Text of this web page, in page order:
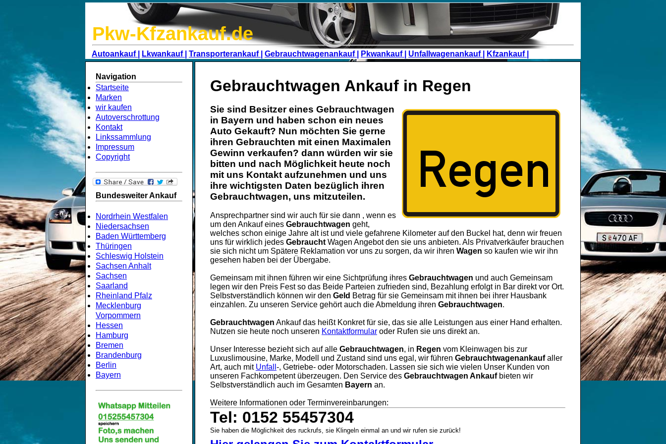
Pkw-Kfzankauf.de
Autoankauf | Lkwankauf | Transporterankauf | Gebrauchtwagenankauf | Pkwankauf | Unfallwagenankauf | Kfzankauf |
Navigation
Startseite
Marken
wir kaufen
Autoverschrottung
Kontakt
Linkssammlung
Impressum
Copyright
Bundesweiter Ankauf
Nordrhein Westfalen
Niedersachsen
Baden Württemberg
Thüringen
Schleswig Holstein
Sachsen Anhalt
Sachsen
Saarland
Rheinland Pfalz
Mecklenburg
Vorpommern
Hessen
Hamburg
Bremen
Brandenburg
Berlin
Bayern
Gebrauchtwagen Ankauf in Regen
Sie sind Besitzer eines Gebrauchtwagen
in Bayern und haben schon ein neues
Auto Gekauft? Nun möchten Sie gerne
ihren Gebrauchten mit einen Maximalen
Gewinn verkaufen? dann würden wir sie
bitten und nach Möglichkeit heute noch
mit uns Kontakt aufzunehmen und uns
ihre wichtigsten Daten bezüglich ihren
Gebrauchtwagen, uns mitzuteilen.
Ansprechpartner sind wir auch für sie dann , wenn es
um den Ankauf eines Gebrauchtwagen geht,
welches schon einige Jahre alt ist und viele gefahrene Kilometer auf den Buckel hat, denn wir freuen
uns für wirklich jedes Gebraucht Wagen Angebot den sie uns anbieten. Als Privatverkäufer brauchen
sie sich nicht um Spätere Reklamation vor uns zu sorgen, da wir ihren Wagen so kaufen wie wir ihn
gesehen haben bei der Übergabe.
Gemeinsam mit ihnen führen wir eine Sichtprüfung ihres Gebrauchtwagen und auch Gemeinsam
legen wir den Preis Fest so das Beide Parteien zufrieden sind, Bezahlung erfolgt in Bar direkt vor Ort.
Selbstverständlich können wir den Geld Betrag für sie Gemeinsam mit ihnen bei ihrer Hausbank
einzahlen. Zu unseren Service gehört auch die Abmeldung ihren Gebrauchtwagen.
Gebrauchtwagen Ankauf das heißt Konkret für sie, das sie alle Leistungen aus einer Hand erhalten.
Nutzen sie heute noch unseren Kontaktformular oder Rufen sie uns direkt an.
Unser Interesse bezieht sich auf alle Gebrauchtwagen, in Regen vom Kleinwagen bis zur
Luxuslimousine, Marke, Modell und Zustand sind uns egal, wir führen Gebrauchtwagenankaufaller
Art, auch mit Unfall -, Getriebe- oder Motorschaden. Lassen sie sich wie vielen Unser Kunden von
unseren Fachkompetent überzeugen. Den Service des Gebrauchtwagen Ankaufbieten wir
Selbstverständlich auch im Gesamten Bayern an.
Weitere Informationen oder Terminvereinbarungen:
Tel: 0152 55457304
Sie haben die Möglichkeit des ruckrufs, sie Klingeln einmal an und wir rufen sie zurück!